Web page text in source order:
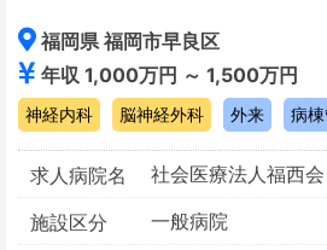
福岡県 福岡市早良区
年収 1,000万円 ～ 1,500万円
神経内科 脳神経外科 外来 病
求人病院名
社会医療法人福西
施設区分
一般病院